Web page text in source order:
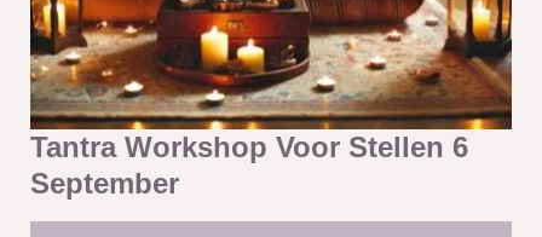
Tantra Workshop Voor Stellen 6
September